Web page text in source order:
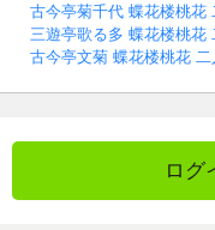
古今亭菊千代 蝶花楼桃花
三遊亭歌る多 蝶花楼桃花
古今亭文菊 蝶花楼桃花 二
ログ